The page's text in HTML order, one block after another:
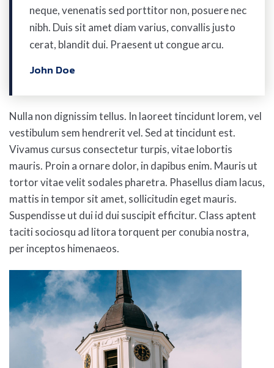
neque, venenatis sed porttitor non, posuere nec
nibh. Duis sit amet diam varius, convallis justo
cerat, blandit dui. Praesent ut congue arcu.
John Doe
Nulla non dignissim tellus. In laoreet tincidunt lorem, vel
vestibulum sem hendrerit vel. Sed at tincidunt est.
Vivamus cursus consectetur turpis, vitae lobortis
mauris. Proin a ornare dolor, in dapibus enim. Mauris ut
tortor vitae velit sodales pharetra. Phasellus diam lacus,
mattis in tempor sit amet, sollicitudin eget mauris.
Suspendisse ut dui id dui suscipit efficitur. Class aptent
taciti sociosqu ad litora torquent per conubia nostra,
per inceptos himenaeos.